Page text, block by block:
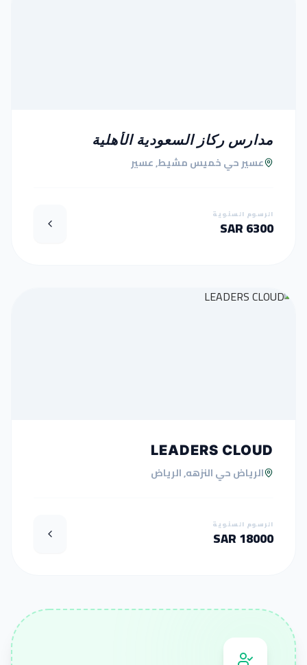
مدارس ركاز السعودية الأهلية
عسير حي خميس مشيط, عسير
الرسوم السنوية
6300 SAR
LEADERS CLOUD
الرياض حي النزهه, الرياض
الرسوم السنوية
18000 SAR